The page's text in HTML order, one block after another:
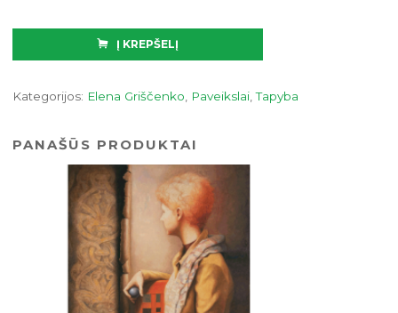
Į KREPŠELĮ
Kategorijos: Elena Griščenko Paveikslai,Tapyba
PANAŠŪS PRODUKTAI